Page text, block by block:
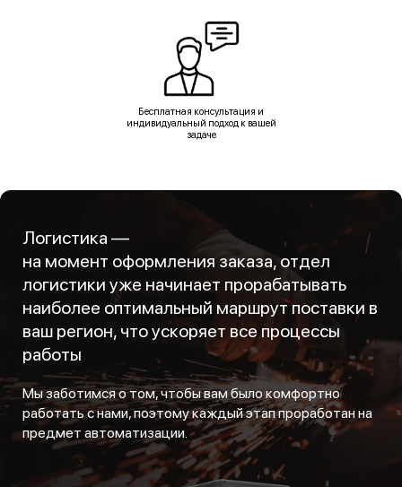
Бесплатная консультация и
индивидуальный подход к вашей
задаче
Логистика —
на момент оформления заказа, отдел
логистики уже начинает прорабатывать
наиболее оптимальный маршрут поставки в
ваш регион, что ускоряет все процессы
работы
Мы заботимся о том, чтобы вам было комфортно
работать с нами, поэтому каждый этап проработан на
предмет автоматизации.